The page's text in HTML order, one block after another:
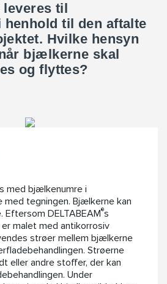
leveres til
henhold til den aftalte
Hvilke hensyn
bjælkerne skal
og flyttes?
med bjælkenumre i
tegningen. Bjælkerne kan
DELTABEAM®s
malet med antikorrosiv
strøer mellem bjælkerne
Strøerne
eller andre stoffer, der kan
Under